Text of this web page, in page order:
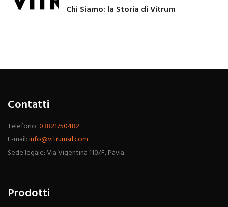
Chi Siamo: la Storia di Vitrum
Contatti
Telefono:03821750482
E-mail:info@vitrumsrl.com
Sede legale: Via Vigentina 110/F, Pavia
Prodotti